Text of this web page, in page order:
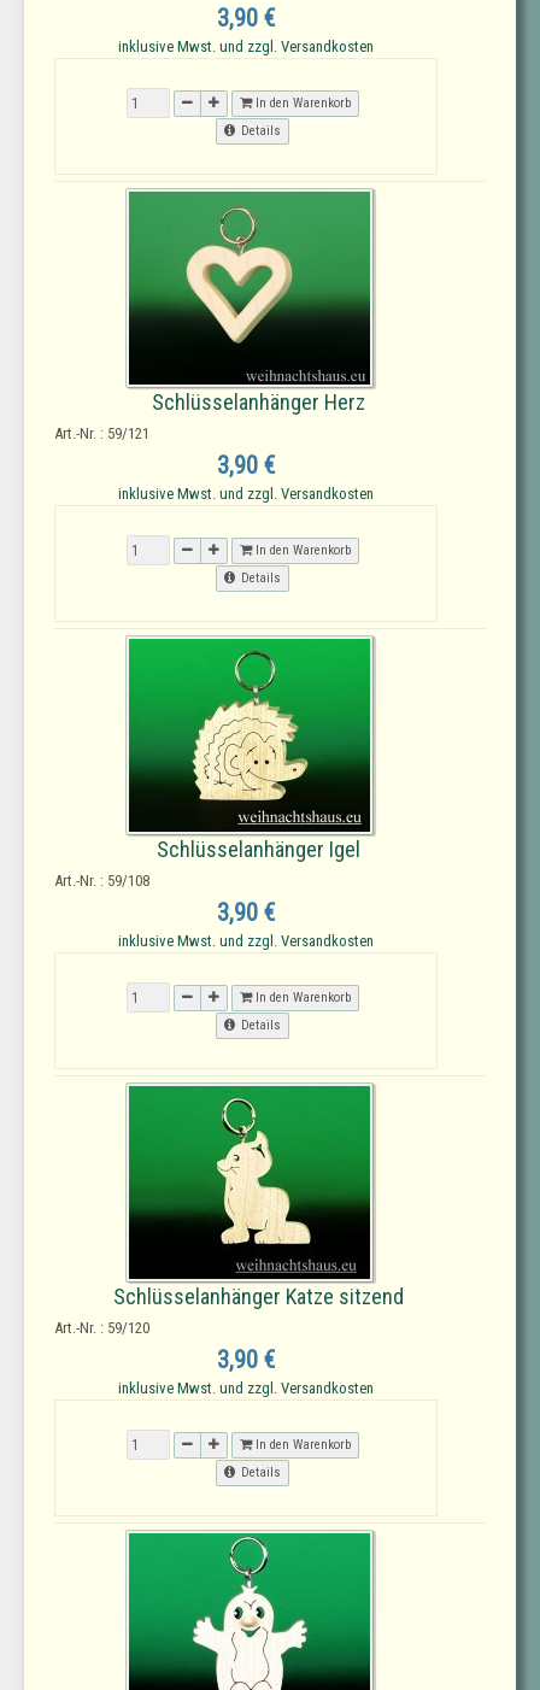
3,90 €
inklusive Mwst. und zzgl. Versandkosten
In den Warenkorb
Details
Schlüsselanhänger Herz
Art.-Nr. : 59/121
3,90 €
inklusive Mwst. und zzgl. Versandkosten
In den Warenkorb
Details
Schlüsselanhänger Igel
Art.-Nr. : 59/108
3,90 €
inklusive Mwst. und zzgl. Versandkosten
In den Warenkorb
Details
Schlüsselanhänger Katze sitzend
Art.-Nr. : 59/120
3,90 €
inklusive Mwst. und zzgl. Versandkosten
In den Warenkorb
Details